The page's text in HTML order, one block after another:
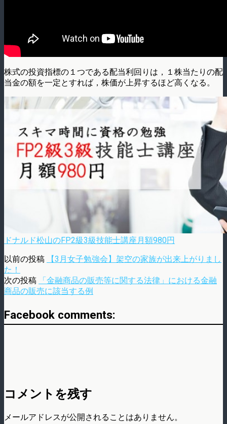
株式の投資指標の１つである配当利回りは，１株当たりの配
当金の額を一定とすれば，株­価が上昇するほど高くなる。
ドナルド松山のFP2級3級技能士講座月額980円
以前の投稿
【3月女子勉強会】架空の家族が出来上がりまし
た！
次の投稿
「金融商品の販売等に関する法律」における金融
商品の販売に該当する例
Facebook comments:
コメントを残す
メールアドレスが公開されることはありません。